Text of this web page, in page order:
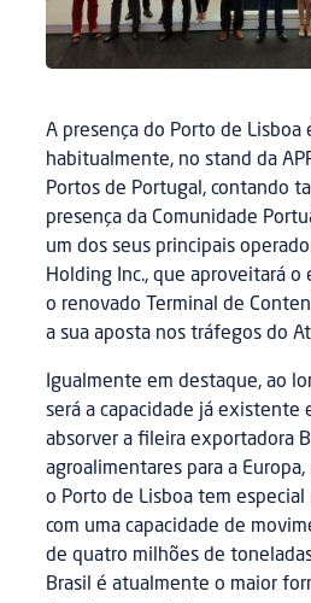
A presença do Porto de Lisboa
habitualmente, no stand da
Portos de Portugal, contando
presença da Comunidade
um dos seus principais
Holding Inc., que aproveitará
o renovado Terminal de
a sua aposta nos tráfegos do
Igualmente em destaque, ao
será a capacidade já existente
absorver a fileira exportadora
agroalimentares para a
o Porto de Lisboa tem especial
com uma capacidade de
de quatro milhões de
Brasil é atualmente o maior